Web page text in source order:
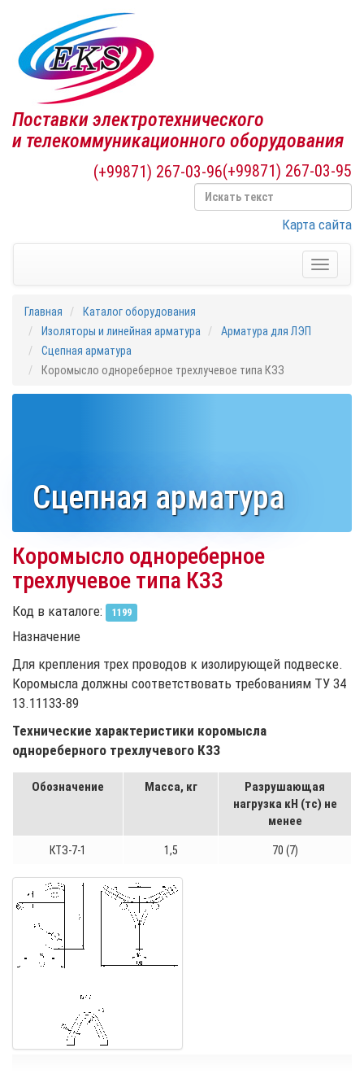
Поставки электротехнического
и телекоммуникационного оборудования
(+99871) 267-03-95
(+99871) 267-03-96
Карта сайта
Toggle
Главная
Каталог оборудования
Изоляторы и линейная арматура
Арматура для ЛЭП
Cцепная арматура
Коромысло однореберное трехлучевое типа КЗЗ
Cцепная арматура
Коромысло однореберное
трехлучевое типа КЗЗ
Код в каталоге: 1199
Назначение
Для крепления трех проводов к изолирующей подвеске.
Коромысла должны соответствовать требованиям ТУ 34
13.11133-89
Технические характеристики коромысла
однореберного трехлучевого КЗЗ
Обозначение Масса, кг
Разрушающая
нагрузка кН (тс) не
менее
КТЗ-7-1 1,5 70 (7)